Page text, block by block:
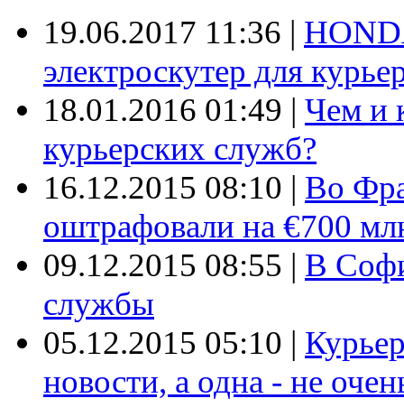
19.06.2017 11:36 |
электроскутер для
18.01.2016 01:49 | Чем и
курьерских служб?
16.12.2015 08:10 | Во
оштрафовали на €700
09.12.2015 08:55 | В
службы
05.12.2015 05:10 |
новости, а одна - не